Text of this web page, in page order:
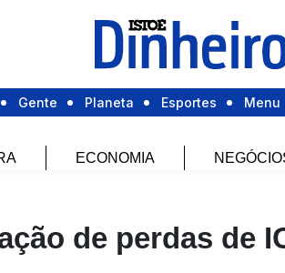
Gente Planeta Esportes Menu
ECONOMIA
de perdas de